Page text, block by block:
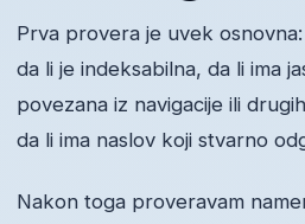
Prva provera je uvek
da li je indeksabilna, da li ima
povezana iz navigacije ili
da li ima naslov koji stvarno
Nakon toga proveravam